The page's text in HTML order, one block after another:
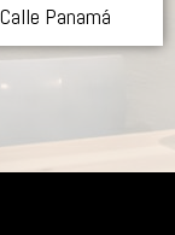
Panamá